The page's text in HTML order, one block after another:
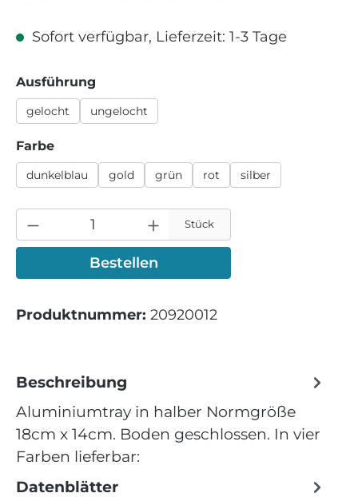
Sofort verfügbar, Lieferzeit: 1-3 Tage
Ausführung
gelocht ungelocht
Farbeauswählen
dunkelblau gold grün rot silber
Stück
Bestellen
Produktnummer: 20920012
Beschreibung
Aluminiumtray in halber Normgröße
18cm x 14cm. Boden geschlossen. In vier
Farben lieferbar:
Datenblätter